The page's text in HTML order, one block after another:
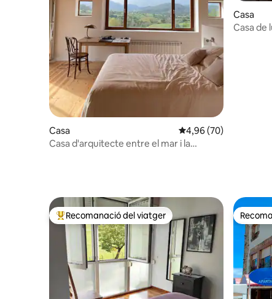
Casa 4,96 de puntuació
4,96 (70)
Casa d'arquitecte entre el mar i la
Casa
Casa de
Principals recomanacions dels viatgers
Recomanació del viatger